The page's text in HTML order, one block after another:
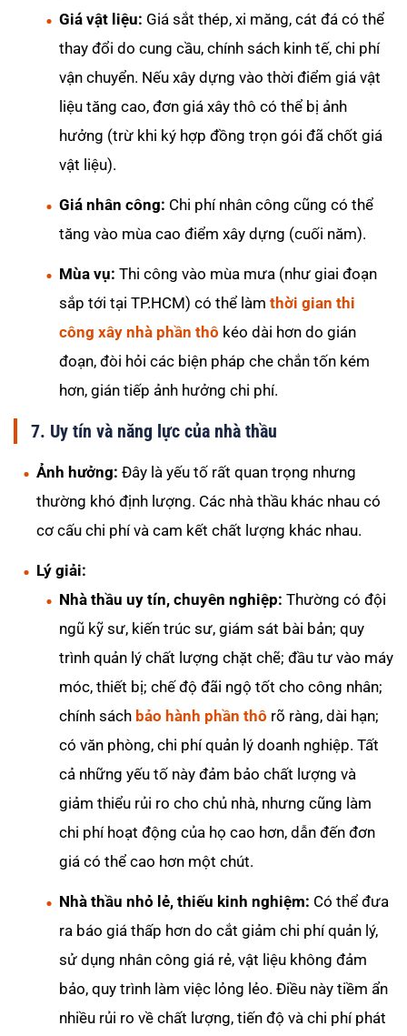
Giá vật liệu: Giá sắt thép, xi măng, cát đá có thể
thay đổi do cung cầu, chính sách kinh tế, chi phí
vận chuyển. Nếu xây dựng vào thời điểm giá vật
liệu tăng cao, đơn giá xây thô có thể bị ảnh
hưởng (trừ khi ký hợp đồng trọn gói đã chốt giá
vật liệu).
Giá nhân công: Chi phí nhân công cũng có thể
tăng vào mùa cao điểm xây dựng (cuối năm).
Mùa vụ: Thi công vào mùa mưa (như giai đoạn
sắp tới tại TP.HCM) có thể làm thời gian thi
công xây nhà phần thô kéo dài hơn do gián
đoạn, đòi hỏi các biện pháp che chắn tốn kém
hơn, gián tiếp ảnh hưởng chi phí.
7. Uy tín và năng lực của nhà thầu
Ảnh hưởng: Đây là yếu tố rất quan trọng nhưng
thường khó định lượng. Các nhà thầu khác nhau có
cơ cấu chi phí và cam kết chất lượng khác nhau.
Lý giải:
Nhà thầu uy tín, chuyên nghiệp: Thường có đội
ngũ kỹ sư, kiến trúc sư, giám sát bài bản; quy
trình quản lý chất lượng chặt chẽ; đầu tư vào máy
móc, thiết bị; chế độ đãi ngộ tốt cho công nhân;
chính sách bảo hành phần thô rõ ràng, dài hạn;
có văn phòng, chi phí quản lý doanh nghiệp. Tất
cả những yếu tố này đảm bảo chất lượng và
giảm thiểu rủi ro cho chủ nhà, nhưng cũng làm
chi phí hoạt động của họ cao hơn, dẫn đến đơn
giá có thể cao hơn một chút.
Nhà thầu nhỏ lẻ, thiếu kinh nghiệm: Có thể đưa
ra báo giá thấp hơn do cắt giảm chi phí quản lý,
sử dụng nhân công giá rẻ, vật liệu không đảm
bảo, quy trình làm việc lỏng lẻo. Điều này tiềm ẩn
nhiều rủi ro về chất lượng, tiến độ và chi phí phát